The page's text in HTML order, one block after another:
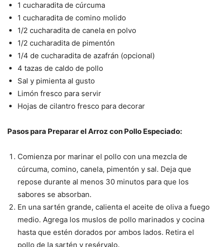
1 cucharadita de cúrcuma
1 cucharadita de comino molido
1/2 cucharadita de canela en polvo
1/2 cucharadita de pimentón
1/4 de cucharadita de azafrán (opcional)
4 tazas de caldo de pollo
Sal y pimienta al gusto
Limón fresco para servir
Hojas de cilantro fresco para decorar
Pasos para Preparar el Arroz con Pollo Especiado:
Comienza por marinar el pollo con una mezcla de
cúrcuma, comino, canela, pimentón y sal. Deja que
repose durante al menos 30 minutos para que los
sabores se absorban.
En una sartén grande, calienta el aceite de oliva a fuego
medio. Agrega los muslos de pollo marinados y cocina
hasta que estén dorados por ambos lados. Retira el
pollo de la sartén y resérvalo.